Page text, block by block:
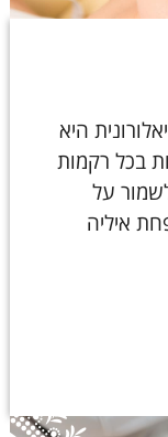
היא
בכל רקמות
על
איליה